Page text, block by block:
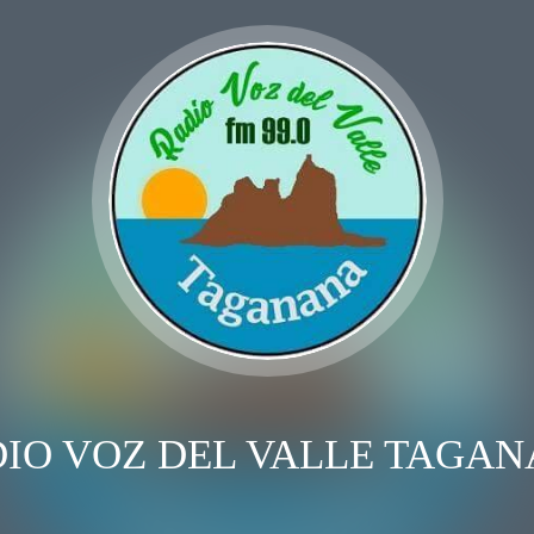
VOZ DEL VALLE